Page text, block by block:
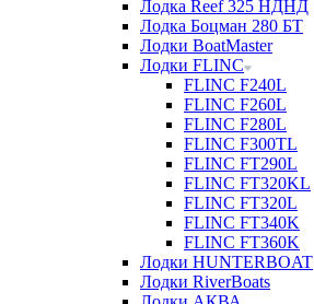
Лодка Reef 325 НДНД
Лодка Боцман 280 БТ
Лодки BoatMaster
Лодки FLINC
FLINC F240L
FLINC F260L
FLINC F280L
FLINC F300TL
FLINC FT290L
FLINC FT320KL
FLINC FT320L
FLINC FT340K
FLINC FT360K
Лодки HUNTERBOAT
Лодки RiverBoats